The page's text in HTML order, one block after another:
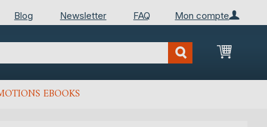
Mon compte
Blog Newsletter FAQ
Mon
EBOOKS